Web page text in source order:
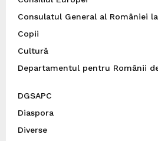
Consulatul General al României
Copii
Cultură
Departamentul pentru Românii
DGSAPC
Diaspora
Diverse